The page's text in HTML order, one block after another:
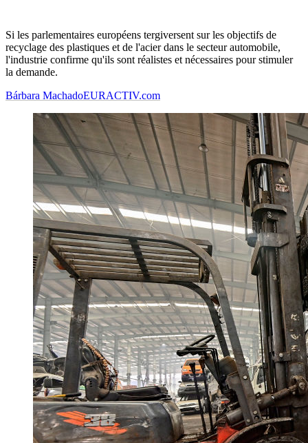
Si les parlementaires européens tergiversent sur les objectifs de
recyclage des plastiques et de l'acier dans le secteur automobile,
l'industrie confirme qu'ils sont réalistes et nécessaires pour stimuler
la demande.
Bárbara MachadoEURACTIV.com